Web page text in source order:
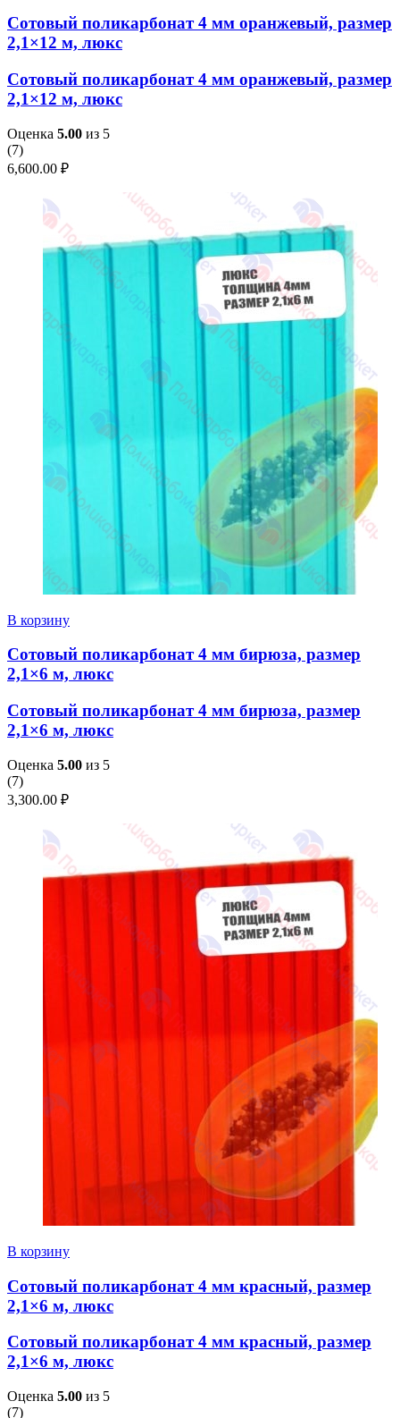
Сотовый поликарбонат 4 мм оранжевый, размер
2,1×12 м, люкс
Сотовый поликарбонат 4 мм оранжевый, размер
2,1×12 м, люкс
Оценка 5.00 из 5
(7)
6,600.00 ₽
В корзину
Сотовый поликарбонат 4 мм бирюза, размер
2,1×6 м, люкс
Сотовый поликарбонат 4 мм бирюза, размер
2,1×6 м, люкс
Оценка 5.00 из 5
(7)
3,300.00 ₽
В корзину
Сотовый поликарбонат 4 мм красный, размер
2,1×6 м, люкс
Сотовый поликарбонат 4 мм красный, размер
2,1×6 м, люкс
Оценка 5.00 из 5
(7)